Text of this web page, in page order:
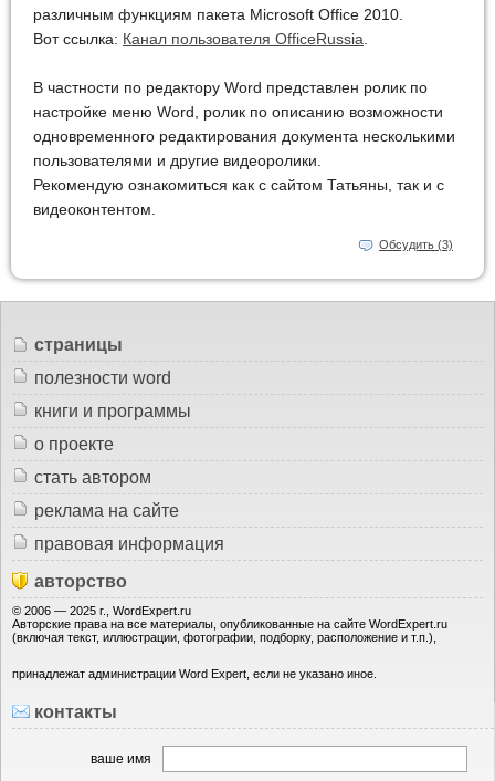
различным функциям пакета Microsoft Office 2010.
Вот ссылка: Канал пользователя OfficeRussia
В частности по редактору Word представлен ролик по
настройке меню Word, ролик по описанию возможности
одновременного редактирования документа несколькими
пользователями и другие видеоролики.
Рекомендую ознакомиться как с сайтом Татьяны, так и с
видеоконтентом.
Обсудить (3)
страницы
полезности word
книги и программы
о проекте
стать автором
реклама на сайте
правовая информация
авторство
© 2006 — 2025 г., WordExpert.ru
Авторские права на все материалы, опубликованные на сайте WordExpert.ru
(включая текст, иллюстрации, фотографии, подборку, расположение и т.п.),
принадлежат администрации Word Expert, если не указано иное.
контакты
ваше имя